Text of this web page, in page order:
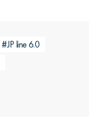
#JP line 6.0